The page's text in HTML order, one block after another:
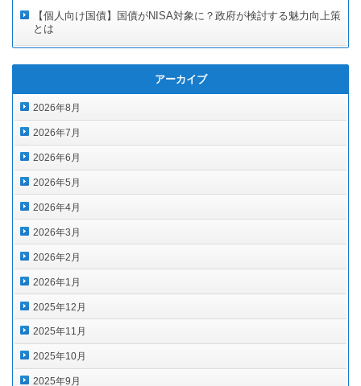
【個人向け国債】国債がNISA対象に？政府が検討する魅力向上策
とは
アーカイブ
2026年8月
2026年7月
2026年6月
2026年5月
2026年4月
2026年3月
2026年2月
2026年1月
2025年12月
2025年11月
2025年10月
2025年9月